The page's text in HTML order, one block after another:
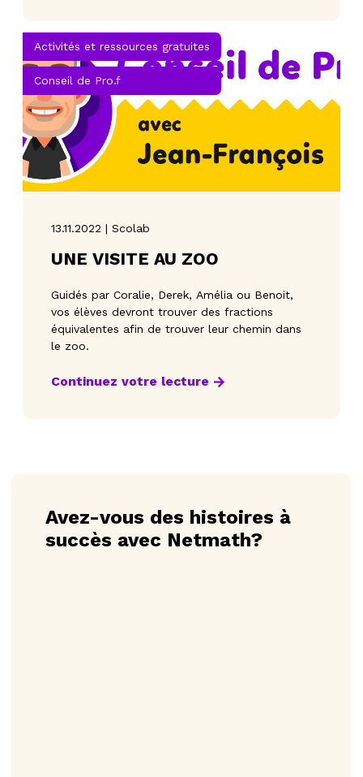
Activités et ressources gratuites
Conseil de Pro.f
13.11.2022 | Scolab
UNE VISITE AU ZOO
Guidés par Coralie, Derek, Amélia ou Benoit,
vos élèves devront trouver des fractions
équivalentes afin de trouver leur chemin dans
le zoo.
Continuez votre lecture
Avez-vous des histoires à
succès avec Netmath?